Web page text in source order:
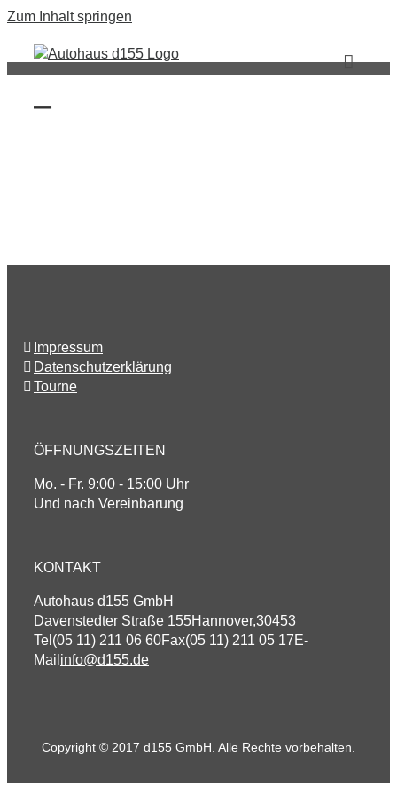
Zum Inhalt springen
—
Impressum
Datenschutzerklärung
Tourne
ÖFFNUNGSZEITEN
Mo. - Fr. 9:00 - 15:00 Uhr
Und nach Vereinbarung
KONTAKT
Autohaus d155 GmbH
Davenstedter Straße 155Hannover,30453
Tel (05 11) 211 06 60Fax(05 11) 211 05 17E-
Mail info@d155.de
Copyright © 2017 d155 GmbH. Alle Rechte vorbehalten.